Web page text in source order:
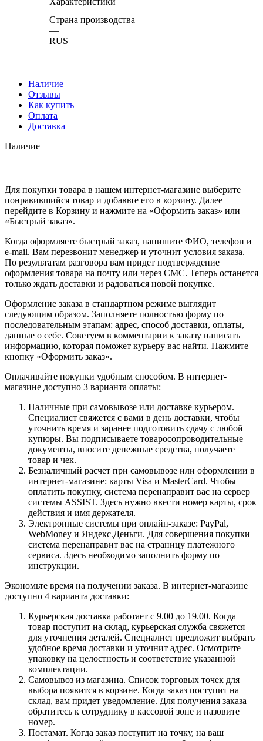
Страна производства
—
RUS
Наличие
Отзывы
Как купить
Оплата
Доставка
Наличие
Для покупки товара в нашем интернет-магазине выберите
понравившийся товар и добавьте его в корзину. Далее
перейдите в Корзину и нажмите на «Оформить заказ» или
«Быстрый заказ».
Когда оформляете быстрый заказ, напишите ФИО, телефон и
e-mail. Вам перезвонит менеджер и уточнит условия заказа.
По результатам разговора вам придет подтверждение
оформления товара на почту или через СМС. Теперь останется
только ждать доставки и радоваться новой покупке.
Оформление заказа в стандартном режиме выглядит
следующим образом. Заполняете полностью форму по
последовательным этапам: адрес, способ доставки, оплаты,
данные о себе. Советуем в комментарии к заказу написать
информацию, которая поможет курьеру вас найти. Нажмите
кнопку «Оформить заказ».
Оплачивайте покупки удобным способом. В интернет-
магазине доступно 3 варианта оплаты:
Наличные при самовывозе или доставке курьером.
Специалист свяжется с вами в день доставки, чтобы
уточнить время и заранее подготовить сдачу с любой
купюры. Вы подписываете товаросопроводительные
документы, вносите денежные средства, получаете
товар и чек.
Безналичный расчет при самовывозе или оформлении в
интернет-магазине: карты Visa и MasterCard. Чтобы
оплатить покупку, система перенаправит вас на сервер
системы ASSIST. Здесь нужно ввести номер карты, срок
действия и имя держателя.
Электронные системы при онлайн-заказе: PayPal,
WebMoney и Яндекс.Деньги. Для совершения покупки
система перенаправит вас на страницу платежного
сервиса. Здесь необходимо заполнить форму по
инструкции.
Экономьте время на получении заказа. В интернет-магазине
доступно 4 варианта доставки:
Курьерская доставка работает с 9.00 до 19.00. Когда
товар поступит на склад, курьерская служба свяжется
для уточнения деталей. Специалист предложит выбрать
удобное время доставки и уточнит адрес. Осмотрите
упаковку на целостность и соответствие указанной
комплектации.
Самовывоз из магазина. Список торговых точек для
выбора появится в корзине. Когда заказ поступит на
склад, вам придет уведомление. Для получения заказа
обратитесь к сотруднику в кассовой зоне и назовите
номер.
Постамат. Когда заказ поступит на точку, на ваш